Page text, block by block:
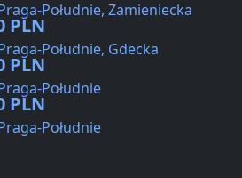
Południe, Zamieniecka
PLN
Południe, Gdecka
PLN
Południe
PLN
Południe